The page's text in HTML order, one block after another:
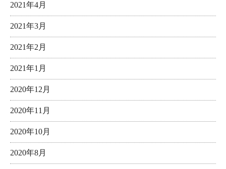
2021年4月
2021年3月
2021年2月
2021年1月
2020年12月
2020年11月
2020年10月
2020年8月